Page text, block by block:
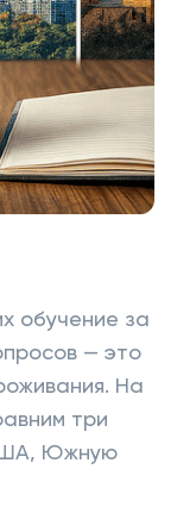
обучение за
— это
На
три
Южную